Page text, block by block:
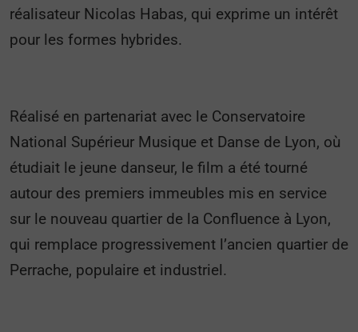
réalisateur Nicolas Habas, qui exprime un intérêt
pour les formes hybrides.
Réalisé en partenariat avec le Conservatoire
National Supérieur Musique et Danse de Lyon, où
étudiait le jeune danseur, le film a été tourné
autour des premiers immeubles mis en service
sur le nouveau quartier de la Confluence à Lyon,
qui remplace progressivement l’ancien quartier de
Perrache, populaire et industriel.